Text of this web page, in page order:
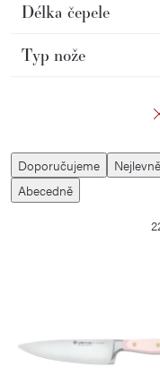
Délka čepele
Typ nože
V
ý
p
o
Ř
a
z
r
Doporučujeme
Abecedně